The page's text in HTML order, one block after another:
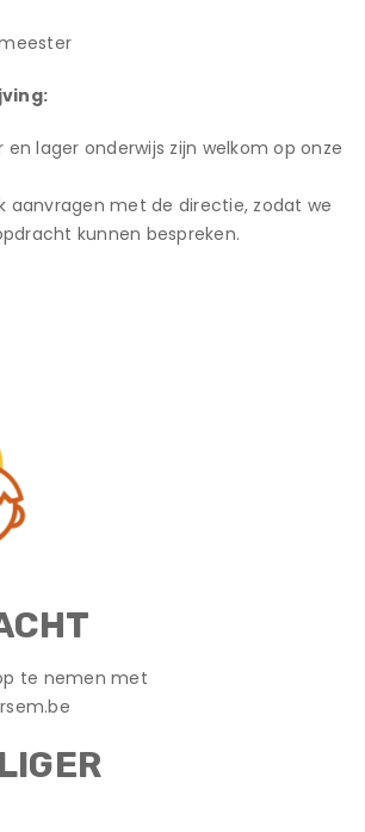
lager onderwijs zijn welkom op onze
aanvragen met de directie, zodat we
kunnen bespreken.
te nemen met